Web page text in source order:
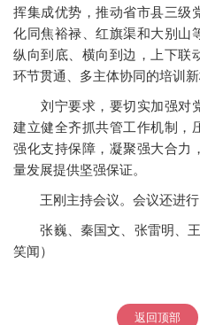
挥集成优势，推动省市县三级
化同焦裕禄、红旗渠和大别山
纵向到底、横向到边，上下联
环节贯通、多主体协同的培训新
刘宁要求，要切实加强对党
建立健全齐抓共管工作机制，
强化支持保障，凝聚强大合力
量发展提供坚强保证。
王刚主持会议。会议还进行
张巍、秦国文、张雷明、王
笑闻）
返回顶部